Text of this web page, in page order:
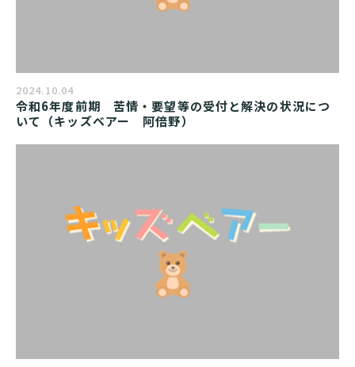
2024.10.04
令和6年度前期　苦情・要望等の受付と解決の状況につ
いて（キッズベアー　阿倍野）